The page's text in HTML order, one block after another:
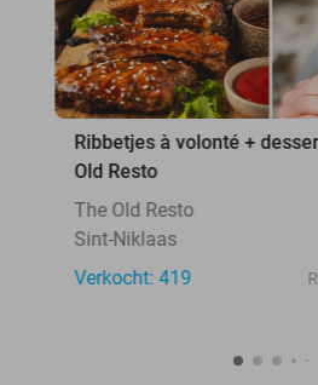
Ribbetjes à volonté +
Old Resto
The Old Resto
Sint-Niklaas
Verkocht: 419